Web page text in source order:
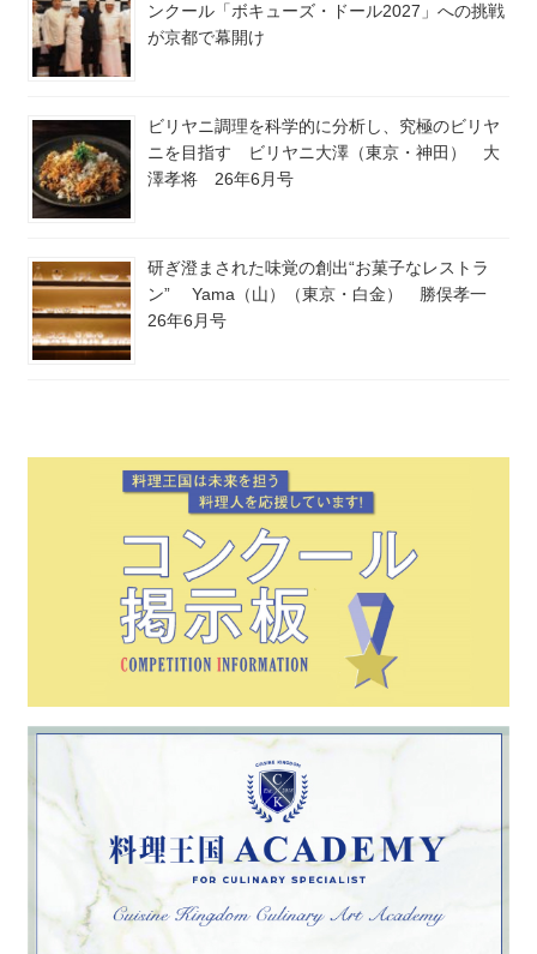
ンクール「ボキューズ・ドール2027」への挑戦
が京都で幕開け
ビリヤニ調理を科学的に分析し、究極のビリヤ
ニを目指す ビリヤニ大澤（東京・神田） 大
澤孝将 26年6月号
研ぎ澄まされた味覚の創出“お菓子なレストラ
ン” Yama（山）（東京・白金） 勝俣孝一
26年6月号